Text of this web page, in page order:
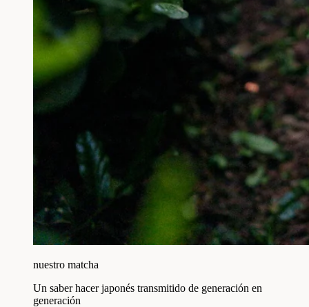
nuestro matcha
Un saber hacer japonés transmitido de generación en
generación